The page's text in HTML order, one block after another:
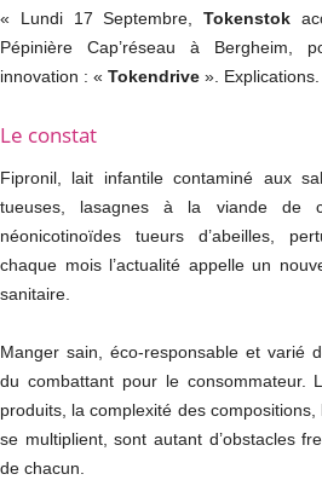
« Lundi 17 Septembre,Tokenstok
Pépinière Cap’réseau à Bergheim,
innovation : « Tokendrive ». Explications.
Le constat
Fipronil, lait infantile contaminé aux
tueuses, lasagnes à la viande de
néonicotinoïdes tueurs d’abeilles,
chaque mois l’actualité appelle un
sanitaire.
Manger sain, éco-responsable et varié
du combattant pour le consommateur.
produits, la complexité des
se multiplient, sont autant d’obstacles
de chacun.